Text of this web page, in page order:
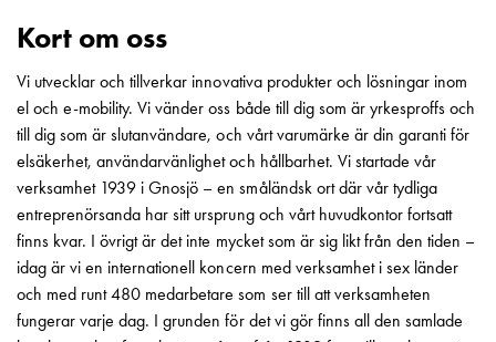
solceller,
och
fastigheter
Laddkabel
Laddstation
RAPID
Betalstationer
Support
Hitta
återförsäljare
Kunskap
Kort om oss
Vi utvecklar och tillverkar innovativa produkter och lösningar inom
el och e-mobility. Vi vänder oss både till dig som är yrkesproffs och
till dig som är slutanvändare, och vårt varumärke är din garanti för
elsäkerhet, användarvänlighet och hållbarhet. Vi startade vår
verksamhet 1939 i Gnosjö – en småländsk ort där vår tydliga
entreprenörsanda har sitt ursprung och vårt huvudkontor fortsatt
finns kvar. I övrigt är det inte mycket som är sig likt från den tiden –
idag är vi en internationell koncern med verksamhet i sex länder
och med runt 480 medarbetare som ser till att verksamheten
fungerar varje dag. I grunden för det vi gör finns all den samlade